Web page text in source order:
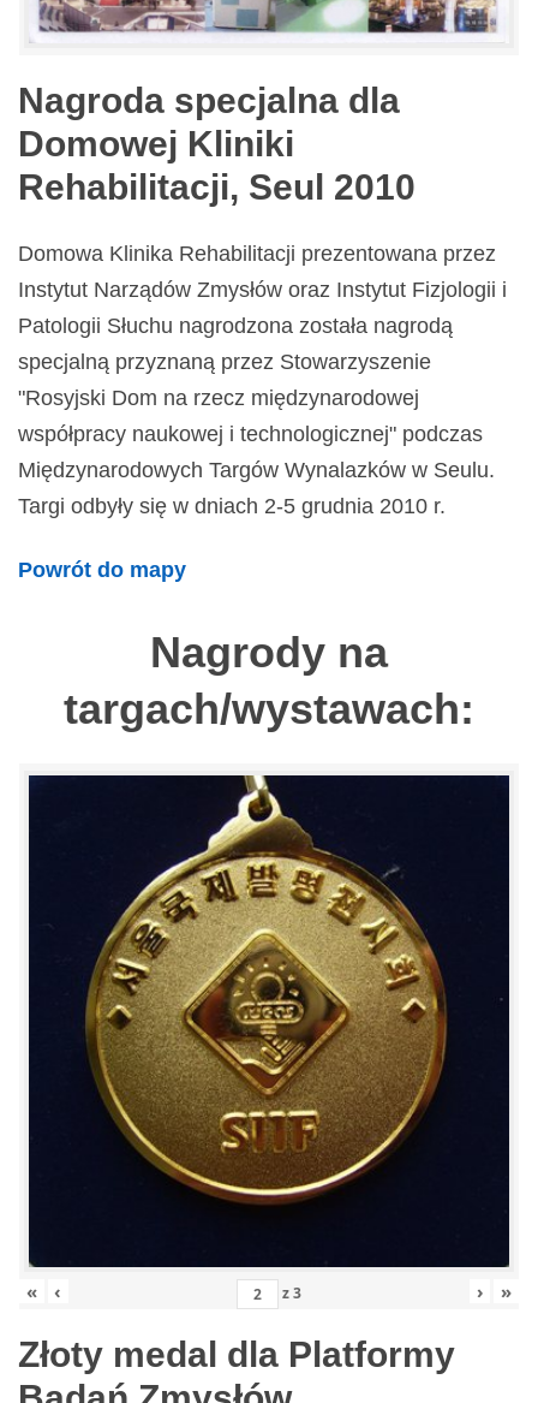
Nagroda specjalna dla
Domowej Kliniki
Rehabilitacji, Seul 2010
Domowa Klinika Rehabilitacji prezentowana przez
Instytut Narządów Zmysłów oraz Instytut Fizjologii i
Patologii Słuchu nagrodzona została nagrodą
specjalną przyznaną przez Stowarzyszenie
"Rosyjski Dom na rzecz międzynarodowej
współpracy naukowej i technologicznej" podczas
Międzynarodowych Targów Wynalazków w Seulu.
Targi odbyły się w dniach 2-5 grudnia 2010 r.
Powrót do mapy
Nagrody na
targach/wystawach:
« ‹ z3 › »
Złoty medal dla Platformy